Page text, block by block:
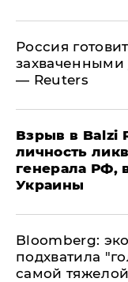
​Россия
— Reuters
​Взрыв в Balzi
личность
генерала РФ,
Украины
Bloomberg:
подхватила
самой